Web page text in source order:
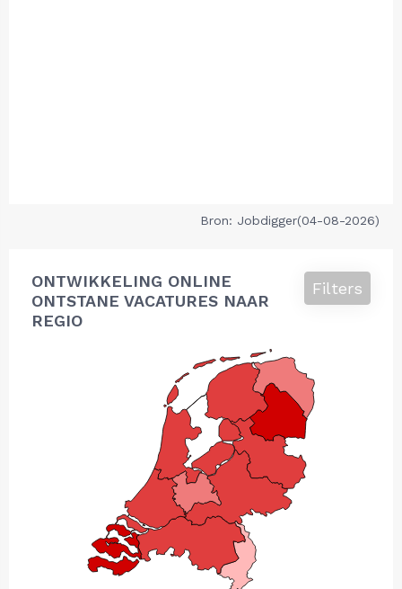
Bron: Jobdigger(04-08-2026)
ONTWIKKELING ONLINE
ONTSTANE VACATURES NAAR
REGIO
Filters